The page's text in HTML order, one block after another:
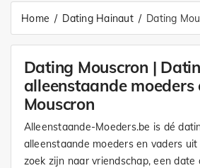
Home Dating Hainaut Dating
Dating Mouscron |
alleenstaande moeders
Mouscron
Alleenstaande-Moeders.be is dé
alleenstaande moeders en vaders
zoek zijn naar vriendschap, een date